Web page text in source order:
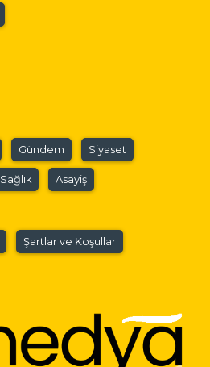
Gündem Siyaset
Sağlık Asayiş
Şartlar ve Koşullar